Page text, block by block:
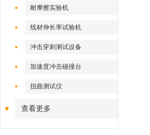
耐摩擦实验机
线材伸长率试验机
冲击穿刺测试设备
加速度冲击碰撞台
扭曲测试仪
查看更多